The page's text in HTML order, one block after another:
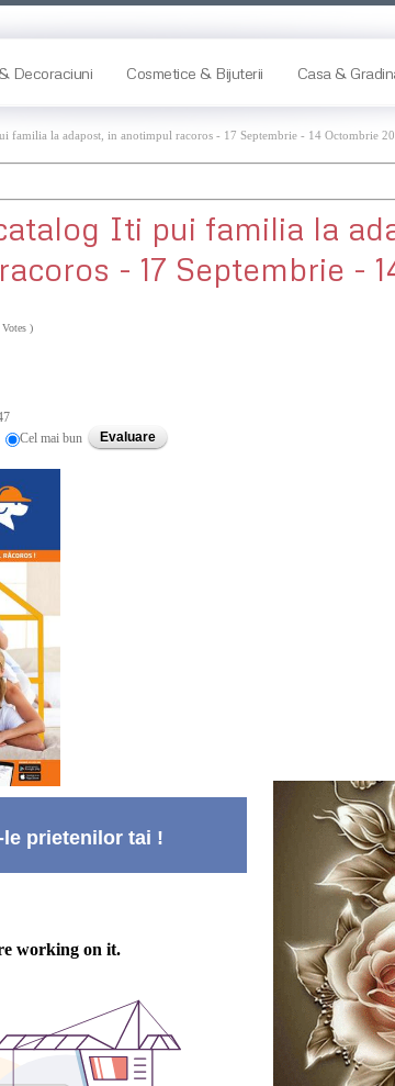
Decoraciuni Cosmetice & Bijuterii Casa &
familia la adapost, in anotimpul racoros - 17 Septembrie - 14 Octombrie
Iti pui familia la
- 17 Septembrie -
)
Cel mai bun
le prietenilor tai !